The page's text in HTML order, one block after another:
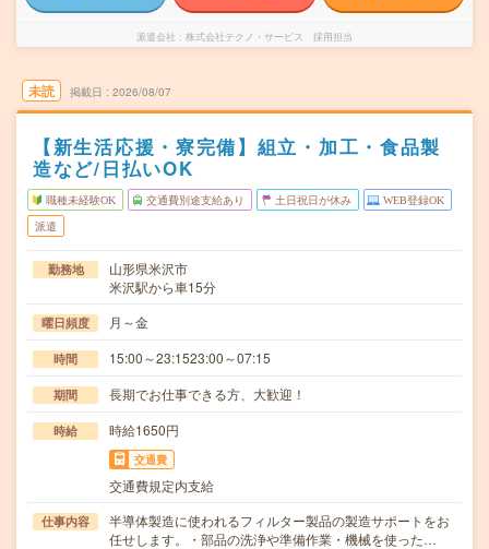
派遣会社 株式会社テクノ・サービス 採用担当
未読 掲載日 2026/08/07
【新生活応援・寮完備】組立・加工・食品製
造など/日払いOK
職種未経験OK 交通費別途支給あり 土日祝日が休み WEB登録OK
派遣
勤務地
山形県米沢市
米沢駅から車15分
曜日頻度 月～金
時間 15:00～23:1523:00～07:15
期間 長期でお仕事できる方、大歓迎！
時給 時給1650円
交通費
交通費規定内支給
仕事内容
半導体製造に使われるフィルター製品の製造サポートをお
任せします。・部品の洗浄や準備作業・機械を使った…